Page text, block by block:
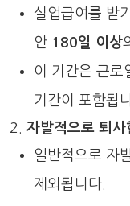
실업급여를 받
안 180일 이상
이 기간은 근로
기간이 포함됩
자발적으로 퇴
일반적으로 자
제외됩니다.